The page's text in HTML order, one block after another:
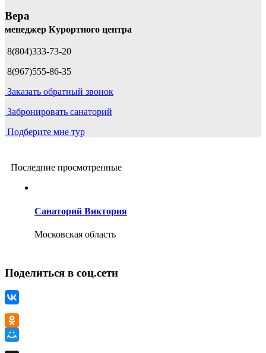
Вера
менеджер Курортного центра
8(804)333-73-20
8(967)555-86-35
Заказать обратный звонок
Забронировать санаторий
Подберите мне тур
Последние просмотренные
Санаторий Виктория
Московская область
Поделиться в соц.сети